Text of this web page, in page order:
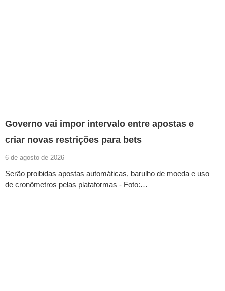
Governo vai impor intervalo entre apostas e
criar novas restrições para bets
6 de agosto de 2026
Serão proibidas apostas automáticas, barulho de moeda e uso
de cronômetros pelas plataformas - Foto:…